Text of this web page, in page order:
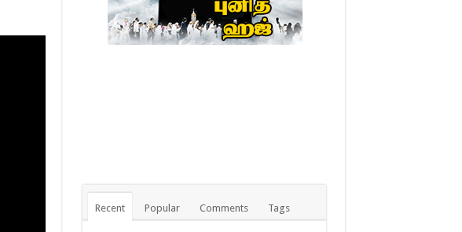
Recent Popular Comments Tags